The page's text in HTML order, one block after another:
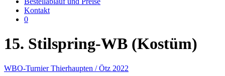
Kontakt
0
15. Stilspring-WB (Kostüm)
WBO-Turnier Thierhaupten / Ötz 2022